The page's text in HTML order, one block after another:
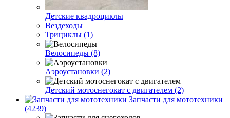
Детские квадроциклы
Вездеходы
Трициклы (1)
Велосипеды (8)
Аэроустановки (2)
Детский мотоснегокат с двигателем (2)
Запчасти для мототехники
(4239)